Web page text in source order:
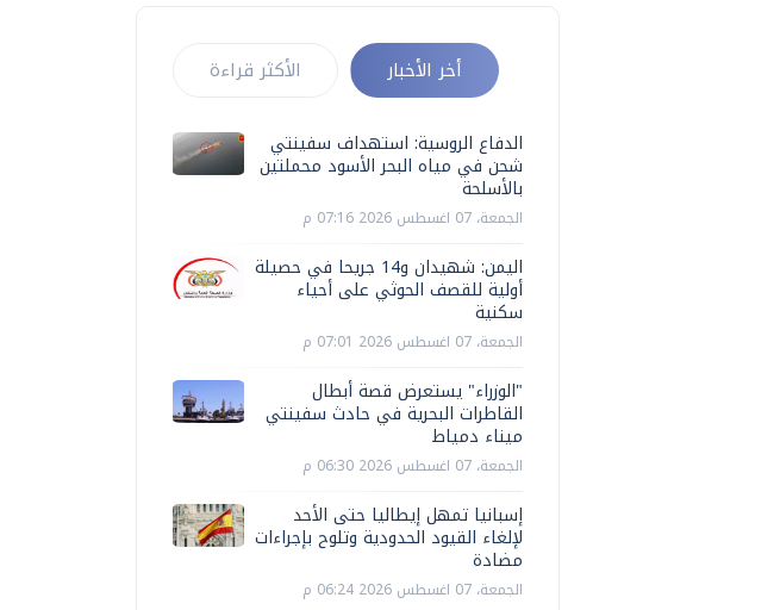
أخر الأخبار الأكثر قراءة
الدفاع الروسية: استهداف سفينتي
شحن في مياه البحر الأسود محملتين
بالأسلحة
الجمعة، 07 اغسطس 2026 07:16 م
اليمن: شهيدان و14 جريحا في حصيلة
أولية للقصف الحوثي على أحياء
سكنية
الجمعة، 07 اغسطس 2026 07:01 م
"الوزراء" يستعرض قصة أبطال
القاطرات البحرية في حادث سفينتي
ميناء دمياط
الجمعة، 07 اغسطس 2026 06:30 م
إسبانيا تمهل إيطاليا حتى الأحد
لإلغاء القيود الحدودية وتلوح بإجراءات
مضادة
الجمعة، 07 اغسطس 2026 06:24 م